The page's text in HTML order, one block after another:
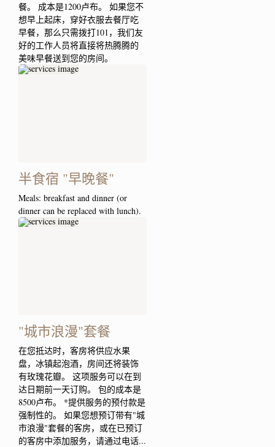
餐。 成本是1200卢布。 如果您不
想早上起床，穿好衣服去餐厅吃
早餐，那么只需拨打101，我们友
好的工作人员将直接将热腾腾的
美味早餐送到您的房间。
半食宿 "早晚餐"
Meals: breakfast and dinner (or
dinner can be replaced with lunch).
"城市浪漫"套餐
在您抵达时，客房将供应水果
盘，冰镇起泡酒，房间还将装饰
有玫瑰花瓣。 这项服务可以在到
达日期前一天订购。 包的成本是
8500卢布。 *提供服务的预付款是
强制性的。 如果您想预订带有"城
市浪漫"套餐的客房，或在已预订
的客房中添加服务，请通过电话...